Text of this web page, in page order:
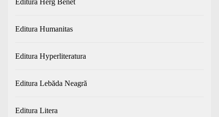
Editura Herg Benet
Editura Humanitas
Editura Hyperliteratura
Editura Lebăda Neagră
Editura Litera